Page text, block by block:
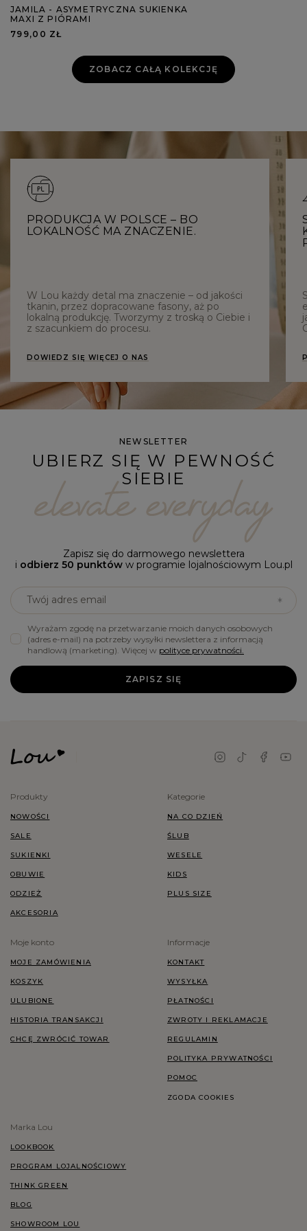
JAMILA - ASYMETRYCZNA SUKIENKA
MAXI Z PIÓRAMI
799,00 ZŁ
ZOBACZ CAŁĄ KOLEKCJĘ
PRODUKCJA W POLSCE – BO
LOKALNOŚĆ MA ZNACZENIE.
W Lou każdy detal ma znaczenie – od jakości
tkanin, przez dopracowane fasony, aż po
lokalną produkcję. Tworzymy z troską o Ciebie i
z szacunkiem do procesu.
DOWIEDZ SIĘ WIĘCEJ O NAS
NEWSLETTER
UBIERZ SIĘ W PEWNOŚĆ
SIEBIE
Zapisz się do darmowego newslettera
i odbierz 50 punktóww programie lojalnościowym Lou.pl
Twój adres email
Wyrażam zgodę na przetwarzanie moich danych osobowych
(adres e-mail) na potrzeby wysyłki newslettera z informacją
handlową (marketing). Więcej w polityce prywatności.
ZAPISZ SIĘ
Produkty
NOWOŚCI
SALE
SUKIENKI
OBUWIE
ODZIEŻ
AKCESORIA
Kategorie
NA CO DZIEŃ
ŚLUB
WESELE
KIDS
PLUS SIZE
Moje konto
MOJE ZAMÓWIENIA
KOSZYK
ULUBIONE
HISTORIA TRANSAKCJI
CHCĘ ZWRÓCIĆ TOWAR
Informacje
KONTAKT
WYSYŁKA
PŁATNOŚCI
ZWROTY I REKLAMACJE
REGULAMIN
POLITYKA PRYWATNOŚCI
POMOC
ZGODA COOKIES
Marka Lou
LOOKBOOK
PROGRAM LOJALNOŚCIOWY
THINK GREEN
BLOG
SHOWROOM LOU